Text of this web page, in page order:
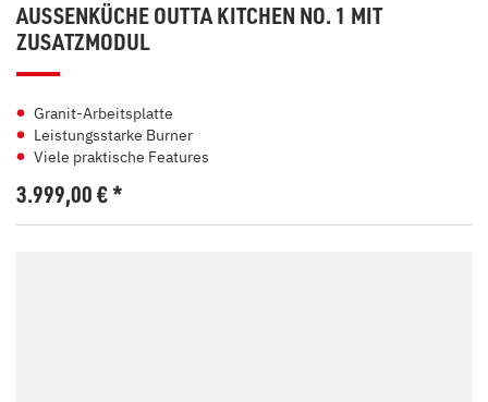
AUSSENKÜCHE OUTTA KITCHEN NO. 1 MIT Z
USATZMODUL
Granit-Arbeitsplatte
Leistungsstarke Burner
Viele praktische Features
3.999,00€*